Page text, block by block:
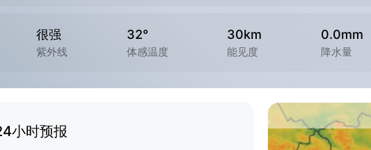
很强
紫外线
32°
体感温度
30km
能见度
0.0mm
降水量
小时预报